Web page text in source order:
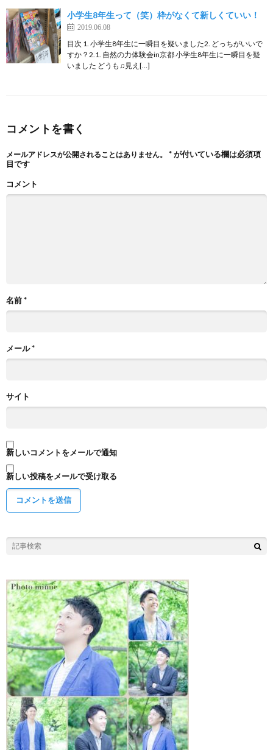
小学生8年生って（笑）枠がなくて新しくていい！
2019.06.08
目次 1. 小学生8年生に一瞬目を疑いました2. どっちがいいで
すか？2.1. 自然の力体験会in京都 小学生8年生に一瞬目を疑
いました どうも♫見え[…]
コメントを書く
メールアドレスが公開されることはありません。 *が付いている欄は必須項
目です
コメント
名前*
メール*
サイト
新しいコメントをメールで通知
新しい投稿をメールで受け取る